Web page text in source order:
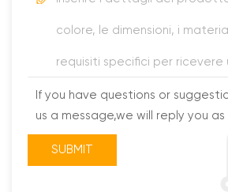
If you have questions or
us a message,we will reply you